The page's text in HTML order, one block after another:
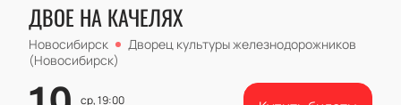
ДВОЕ НА КАЧЕЛЯХ
Новосибирск
Дворец культуры железнодорожников
(Новосибирск)
ср, 19:00